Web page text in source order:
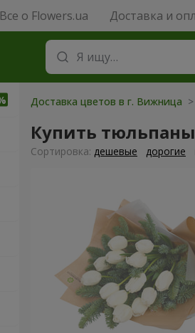
Все о Flowers.ua Доставка и
Доставка цветов в г. Вижница
Купить тюльпаны
Cортировка: дешевые дорогие